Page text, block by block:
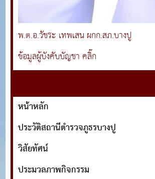
พ.ต.อ.วัชระ เทพเสน ผกก.สภ.บางปู
ข้อมูลผู้บังคับบัญชา คลิ๊ก
หน้าหลัก
ประวัติสถานีตำรวจภูธรบางปู
วิสัยทัศน์
ประมวลภาพกิจกรรม